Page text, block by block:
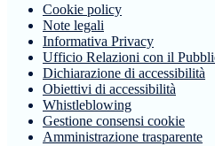
Cookie policy
Note legali
Informativa Privacy
Ufficio Relazioni con il
Dichiarazione di accessibilità
Obiettivi di accessibilità
Whistleblowing
Gestione consensi cookie
Amministrazione trasparente